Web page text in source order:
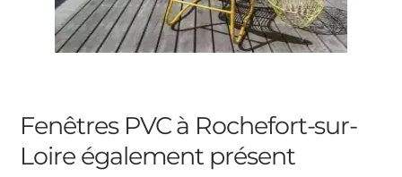
Fenêtres PVC à Rochefort-sur-
Loire également présent